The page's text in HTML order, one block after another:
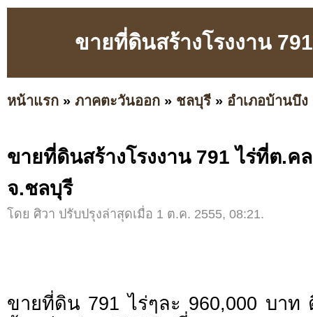
ขายที่ดินสร้างโรงงาน
หน้าแรก » ภาคตะวันออก » ชลบุรี » อำเภอบ้านบึง
ขายที่ดินสร้างโรงงาน 791 ไร่ที่ต.ค
จ.ชลบุรี
โดย ศิวา ปรับปรุงล่าสุดเมื่อ 1 ต.ค. 2555, 08:21.
ขายที่ดิน 791 ไร่ๆละ 960,000 บาท